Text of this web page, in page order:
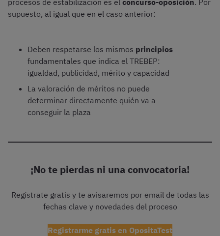
procesos de estabilización es el concurso-oposición. Por
supuesto, al igual que en el caso anterior:
Deben respetarse los mismos principios
fundamentales que indica el TREBEP:
igualdad, publicidad, mérito y capacidad
La valoración de méritos no puede
determinar directamente quién va a
conseguir la plaza
¡No te pierdas ni una convocatoria!
Regístrate gratis y te avisaremos por email de todas las
fechas clave y novedades del proceso
Registrarme gratis en OpositaTest